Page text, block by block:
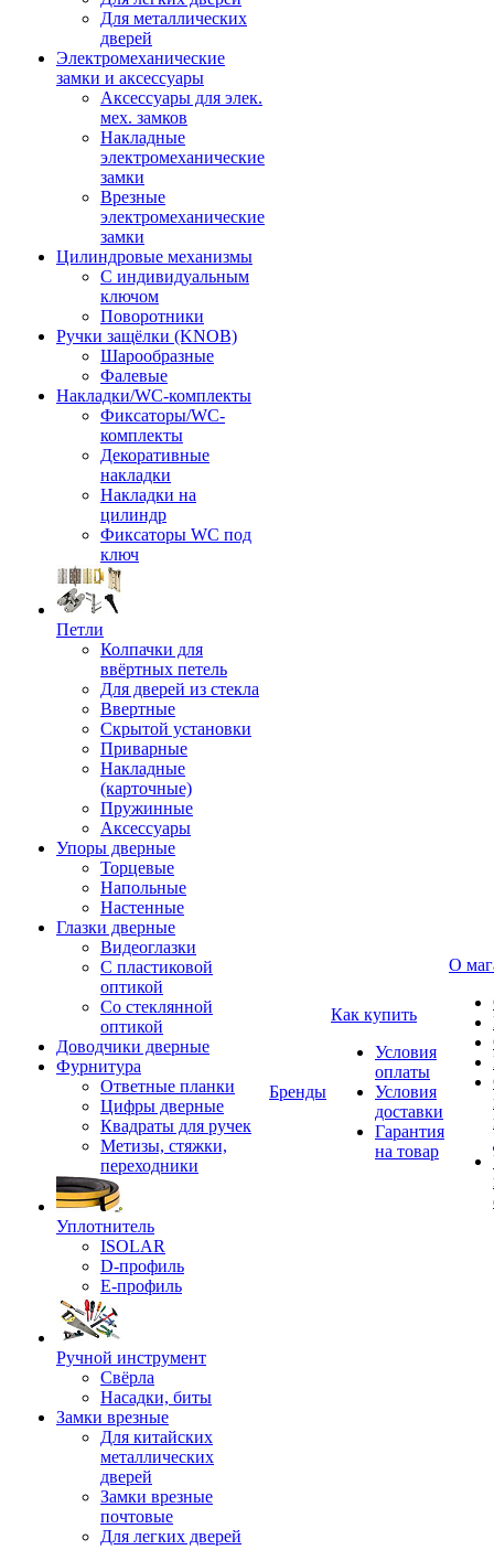
Для металлических
дверей
Электромеханические
замки и аксессуары
Аксессуары для элек.
мех. замков
Накладные
электромеханические
замки
Врезные
электромеханические
замки
Цилиндровые механизмы
С индивидуальным
ключом
Поворотники
Ручки защёлки (KNOB)
Шарообразные
Фалевые
Накладки/WC-комплекты
Фиксаторы/WC-
комплекты
Декоративные
накладки
Накладки на
цилиндр
Фиксаторы WC под
ключ
Петли
Колпачки для
ввёртных петель
Для дверей из стекла
Ввертные
Скрытой установки
Приварные
Накладные
(карточные)
Пружинные
Аксессуары
Упоры дверные
Торцевые
Напольные
Настенные
Глазки дверные
Видеоглазки
С пластиковой
оптикой
Со стеклянной
оптикой
Доводчики дверные
Фурнитура
Ответные планки
Цифры дверные
Квадраты для ручек
Метизы, стяжки,
переходники
Уплотнитель
ISOLAR
D-профиль
Е-профиль
Ручной инструмент
Свёрла
Насадки, биты
Замки врезные
Для китайских
металлических
дверей
Замки врезные
почтовые
Для легких дверей
Бренды
Как купить
Условия
оплаты
Условия
доставки
Гарантия
на товар
О